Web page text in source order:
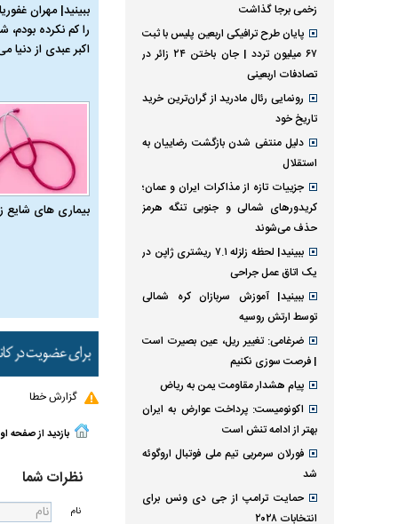
ببینید| مهران
را کم نکرده بودم،
اکبر عبدی از دنیا
بیماری‌ های شایع
گزارش خطا
بازدید از صفحه
نظرات شما
نام
زخمی برجا گذاشت
پایان طرح ترافیکی اربعین پلیس با ثبت
۶۷ میلیون تردد | جان باختن ۲۴ زائر در
تصادفات اربعینی
رونمایی رئال مادرید از گران‌ترین خرید
تاریخ خود
دلیل منتفی شدن بازگشت رضاییان به
استقلال
جزییات تازه از مذاکرات ایران و عمان؛
کریدورهای شمالی و جنوبی تنگه هرمز
حذف می‌شوند
ببینید| لحظه زلزله ۷.۱ ریشتری ژاپن در
یک اتاق عمل جراحی
ببینید| آموزش سربازان کره شمالی
توسط ارتش روسیه
ضرغامی: تغییر ریل، عین بصیرت است
| فرصت سوزی نکنیم
پیام هشدار مقاومت یمن به ریاض
اکونومیست: پرداخت عوارض به ایران
بهتر از ادامه تنش است
فورلان سرمربی تیم ملی فوتبال اروگوئه
شد
حمایت ترامپ از جی دی ونس برای
انتخابات ۲۰۲۸